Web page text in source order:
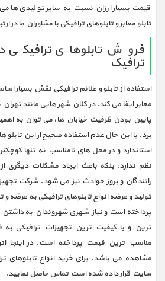
قیمت بسیار ارزان نسبت به سایر تولیدی ها
تابلو معابر و تابلوهای ترافیکی با مشاوران ما در
فروش تابلوهای
ترافیک
استفاده از تابلو و علائم ترافیکی نقش بسیار
معابر ایفا می کند. در کلان شهر هایی مانند تهران
پایین بودن ظرفیت خیابان ها، می توان به
برد. با این حال عدم استفاده صحیح ار این
استاندارد و در محل های نامناسب نه تنها
نظم ندارد، بلکه باعث ایجاد مشکلات
رانندگان و بروز حوادث نیز می شود. شرکت
تولید و عرضه انواع تابلوهای ترافیکی به عرضه و
پرداخته است و نیاز شهری شهروندان به داشتن
ترین و با کیفیت ترین تجهیزات ترافیکی به
مناسب ترین قیمت پرداخته است. در اینجا
مشاهده می باشد. برای خرید انواع تابلوهای
سایت قرار داده شده است تماس حاصل نمایید.